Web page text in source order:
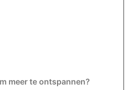
meer te ontspannen?